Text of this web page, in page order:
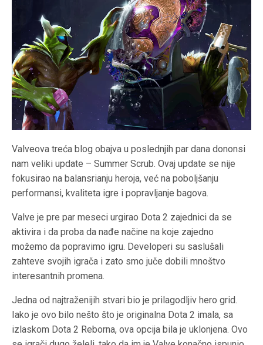
Valveova treća blog obajva u poslednjih par dana dononsi
nam veliki update – Summer Scrub. Ovaj update se nije
fokusirao na balansrianju heroja, već na poboljšanju
performansi, kvaliteta igre i popravljanje bagova.
Valve je pre par meseci urgirao Dota 2 zajednici da se
aktivira i da proba da nađe načine na koje zajedno
možemo da popravimo igru. Developeri su saslušali
zahteve svojih igrača i zato smo juče dobili mnoštvo
interesantnih promena.
Jedna od najtraženijih stvari bio je prilagodljiv hero grid.
Iako je ovo bilo nešto što je originalna Dota 2 imala, sa
izlaskom Dota 2 Reborna, ova opcija bila je uklonjena. Ovo